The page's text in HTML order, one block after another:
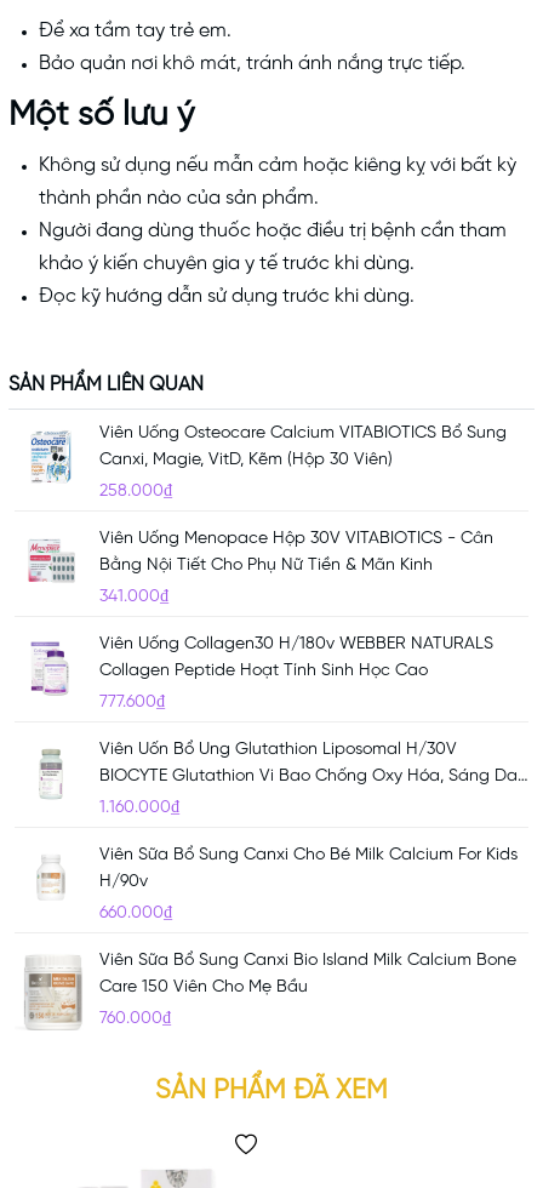
Để xa tầm tay trẻ em.
Bảo quản nơi khô mát, tránh ánh nắng trực tiếp.
Một số lưu ý
Không sử dụng nếu mẫn cảm hoặc kiêng kỵ với bất kỳ
thành phần nào của sản phẩm.
Người đang dùng thuốc hoặc điều trị bệnh cần tham
khảo ý kiến chuyên gia y tế trước khi dùng.
Đọc kỹ hướng dẫn sử dụng trước khi dùng.
SẢN PHẨM LIÊN QUAN
Viên Uống Osteocare Calcium VITABIOTICS Bổ Sung
Canxi, Magie, VitD, Kẽm (Hộp 30 Viên)
258.000₫
Viên Uống Menopace Hộp 30V VITABIOTICS - Cân
Bằng Nội Tiết Cho Phụ Nữ Tiền & Mãn Kinh
341.000₫
Viên Uống Collagen30 H/180v WEBBER NATURALS
Collagen Peptide Hoạt Tính Sinh Học Cao
777.600₫
Viên Uốn Bổ Ung Glutathion Liposomal H/30V
BIOCYTE Glutathion Vi Bao Chống Oxy Hóa, Sáng Da,
Trị Nám
1.160.000₫
Viên Sữa Bổ Sung Canxi Cho Bé Milk Calcium For Kids
H/90v
660.000₫
Viên Sữa Bổ Sung Canxi Bio Island Milk Calcium Bone
Care 150 Viên Cho Mẹ Bầu
760.000₫
SẢN PHẨM ĐÃ XEM